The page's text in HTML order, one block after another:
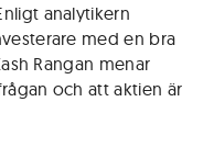
analytikern
med en bra
Rangan menar
och att aktien är